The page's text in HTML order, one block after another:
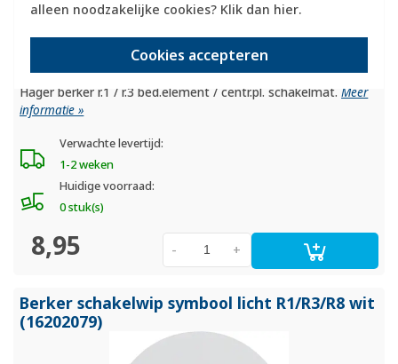
alleen noodzakelijke cookies? Klik dan hier.
Cookies accepteren
Hager berker r.1 / r.3 bed.element / centr.pl. schakelmat.Meer
informatie »
Verwachte levertijd:
1-2 weken
Huidige voorraad:
0 stuk(s)
8,95 +
-
Berker schakelwip symbool licht R1/R3/R8 wit
(16202079)